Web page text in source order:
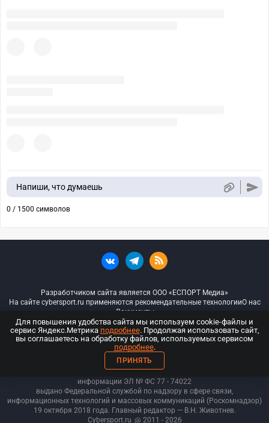
Напиши, что думаешь
0 / 1500 символов
Разработчиком сайта является ООО «ЕСПОРТ Медиа»
На сайте cybersport.ru применяются рекомендательные технологииО нас
Документы
© ООО «Киберспорт.ру» — Все права защищены
18+
ООО «Киберспорт.ру». Свидетельство о регистрации средств массовой
информации ЭЛ № ФС 77 - 74022
выдано Федеральной службой по надзору в сфере связи,
информационных технологий и массовых коммуникаций (Роскомнадзор)
19 октября 2018 года. Главный редактор — В.Н. Животнев.
Cybersport.ru @ 2011 - 2026
Для повышения удобства сайта мы используем cookie-файлы и
сервис Яндекс.Метрика подробнее. Продолжая использовать сайт,
вы соглашаетесь на обработку файлов, используемых сервисом
подробнее.
ПРИНЯТЬ